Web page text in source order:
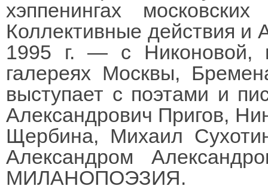
хэппенингах
Коллективные действия
1995 г. — с Никоновой,
галереях Москвы,
выступает с поэтами и
Александрович Пригов,
Щербина, Михаил
Александром
МИЛАНОПОЭЗИЯ.